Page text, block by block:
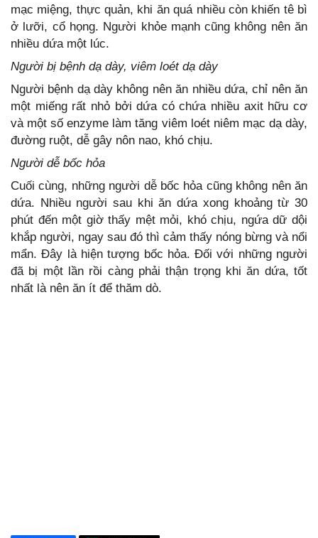
mạc miệng, thực quản, khi ăn quá nhiều còn khiến tê bì
ở lưỡi, cổ họng. Người khỏe mạnh cũng không nên ăn
nhiều dứa một lúc.
Người bị bệnh dạ dày, viêm loét dạ dày
Người bệnh dạ dày không nên ăn nhiều dứa, chỉ nên ăn
một miếng rất nhỏ bởi dứa có chứa nhiều axit hữu cơ
và một số enzyme làm tăng viêm loét niêm mạc dạ dày,
đường ruột, dễ gây nôn nao, khó chịu.
Người dễ bốc hỏa
Cuối cùng, những người dễ bốc hỏa cũng không nên ăn
dứa. Nhiều người sau khi ăn dứa xong khoảng từ 30
phút đến một giờ thấy mệt mỏi, khó chịu, ngứa dữ dội
khắp người, ngay sau đó thì cảm thấy nóng bừng và nổi
mẩn. Đây là hiện tượng bốc hỏa. Đối với những người
đã bị một lần rồi càng phải thận trọng khi ăn dứa, tốt
nhất là nên ăn ít để thăm dò.